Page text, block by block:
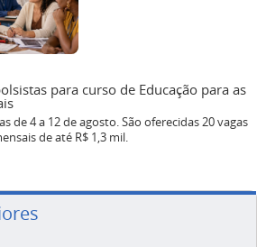
para curso de Educação para as
de 4 a 12 de agosto. São oferecidas 20 vagas
de até R$ 1,3 mil.